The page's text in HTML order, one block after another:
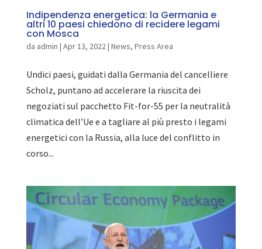
Indipendenza energetica: la Germania e
altri 10 paesi chiedono di recidere legami
con Mosca
da admin | Apr 13, 2022| News, Press Area
Undici paesi, guidati dalla Germania del cancelliere
Scholz, puntano ad accelerare la riuscita dei
negoziati sul pacchetto Fit-for-55 per la neutralità
climatica dell’Ue e a tagliare al più presto i legami
energetici con la Russia, alla luce del conflitto in
corso...